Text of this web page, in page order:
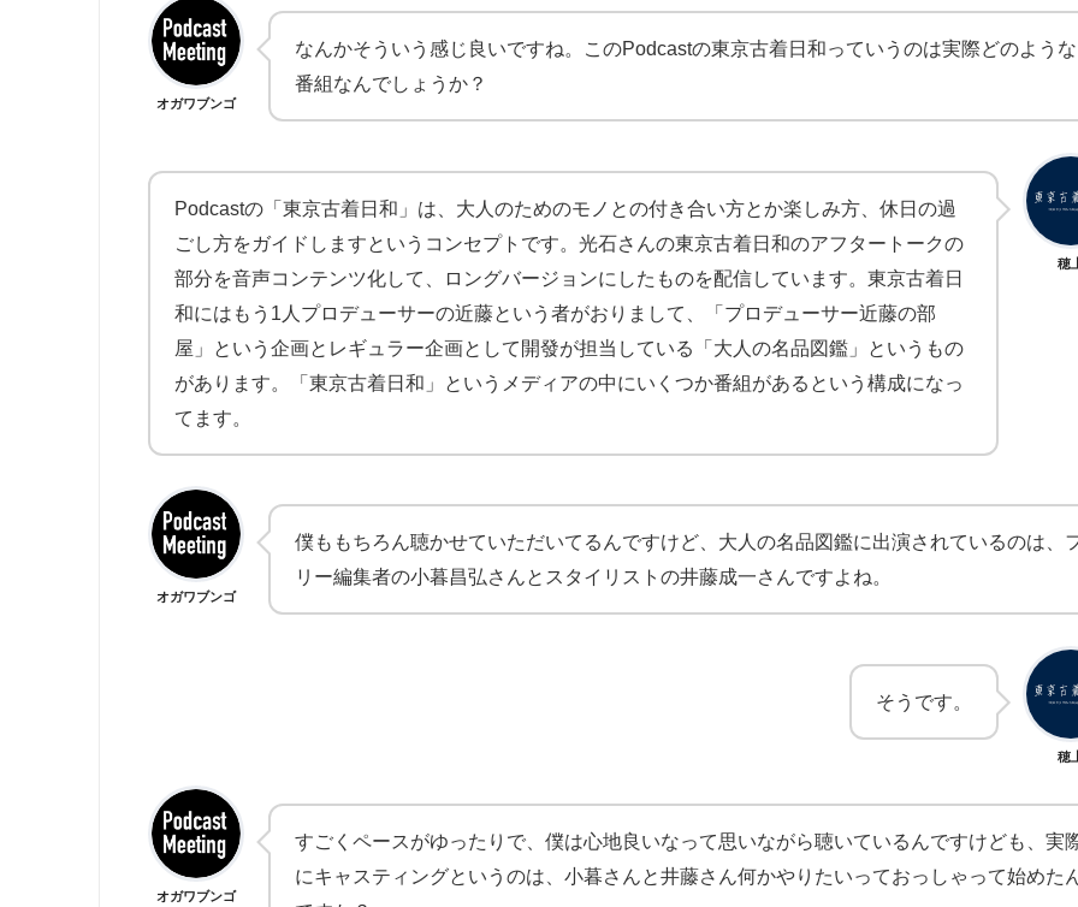
オガワブンゴ
なんかそういう感じ良いですね。このPodcastの東京古着日和っていうのは実際どのような
番組なんでしょうか？
穂
Podcastの「東京古着日和」は、大人のためのモノとの付き合い方とか楽しみ方、休日の過
ごし方をガイドしますというコンセプトです。光石さんの東京古着日和のアフタートークの
部分を音声コンテンツ化して、ロングバージョンにしたものを配信しています。東京古着日
和にはもう1人プロデューサーの近藤という者がおりまして、「プロデューサー近藤の部
屋」という企画とレギュラー企画として開發が担当している「大人の名品図鑑」というもの
があります。「東京古着日和」というメディアの中にいくつか番組があるという構成になっ
てます。
オガワブンゴ
僕ももちろん聴かせていただいてるんですけど、大人の名品図鑑に出演されているのは、
リー編集者の小暮昌弘さんとスタイリストの井藤成一さんですよね。
穂
そうです。
オガワブンゴ
すごくペースがゆったりで、僕は心地良いなって思いながら聴いているんですけども、実
にキャスティングというのは、小暮さんと井藤さん何かやりたいっておっしゃって始めた